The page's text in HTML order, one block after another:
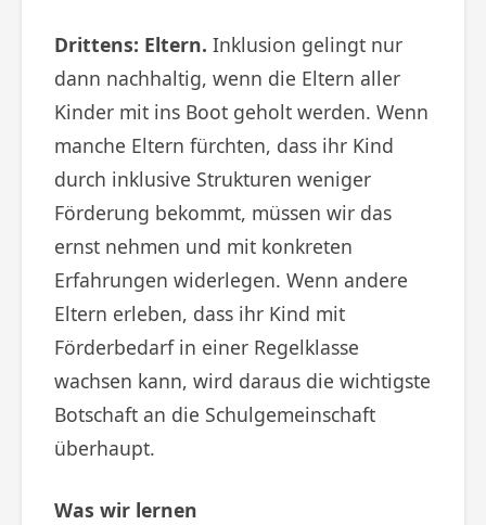
Drittens: Eltern. Inklusion gelingt nur
dann nachhaltig, wenn die Eltern aller
Kinder mit ins Boot geholt werden. Wenn
manche Eltern fürchten, dass ihr Kind
durch inklusive Strukturen weniger
Förderung bekommt, müssen wir das
ernst nehmen und mit konkreten
Erfahrungen widerlegen. Wenn andere
Eltern erleben, dass ihr Kind mit
Förderbedarf in einer Regelklasse
wachsen kann, wird daraus die wichtigste
Botschaft an die Schulgemeinschaft
überhaupt.
Was wir lernen